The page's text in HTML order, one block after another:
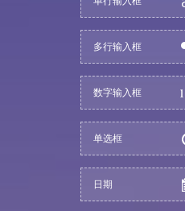
多行输入框
数字输入框
单选框
日期